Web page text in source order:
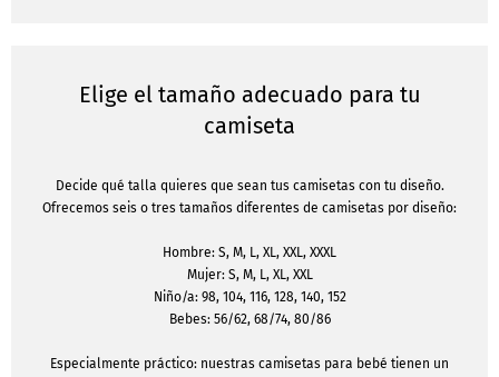
Elige el tamaño adecuado para tu
camiseta
Decide qué talla quieres que sean tus camisetas con tu diseño.
Ofrecemos seis o tres tamaños diferentes de camisetas por diseño:
Hombre: S, M, L, XL, XXL, XXXL
Mujer: S, M, L, XL, XXL
Niño/a: 98, 104, 116, 128, 140, 152
Bebes: 56/62, 68/74, 80/86
Especialmente práctico: nuestras camisetas para bebé tienen un